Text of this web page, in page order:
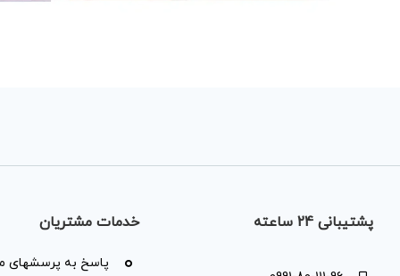
پشتیبانی 24 ساعته خدمات مشتریان
پاسخ به پرسشهای